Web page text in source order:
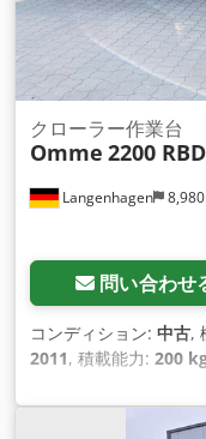
Langenhagen
クローラー作業台
Omme 2200 RBD
問い合わせ
コンディション: 中古,
2011, 積載能力: 200
送長さ:6,400 mm, 輸